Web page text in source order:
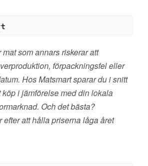
som annars riskerar att
förpackningsfel eller
Hos Matsmart sparar du i snitt
i jämförelse med din lokala
Och det bästa?
efter att hålla priserna låga året